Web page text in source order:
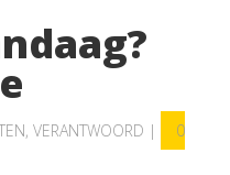
, VERANTWOORD |
0